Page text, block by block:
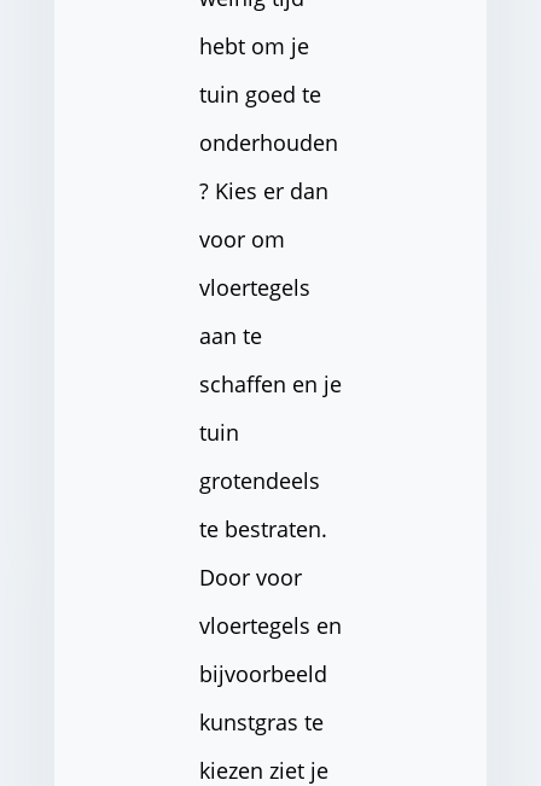
hebt om je
tuin goed te
onderhouden
? Kies er dan
voor om
vloertegels
aan te
schaffen en je
tuin
grotendeels
te bestraten.
Door voor
vloertegels en
bijvoorbeeld
kunstgras te
kiezen ziet je